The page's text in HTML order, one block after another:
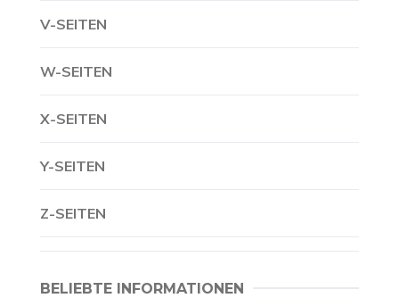
V-SEITEN
W-SEITEN
X-SEITEN
Y-SEITEN
Z-SEITEN
BELIEBTE INFORMATIONEN